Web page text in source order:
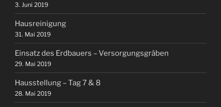
3. Juni 2019
Hausreinigung
31. Mai 2019
Einsatz des Erdbauers – Versorgungsgräben
29. Mai 2019
Hausstellung – Tag 7 & 8
28. Mai 2019